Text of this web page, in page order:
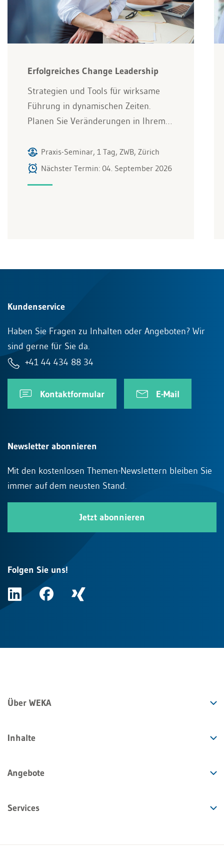
Erfolgreiches Change Leadership
Strategien und Tools für wirksame
Führung in dynamischen Zeiten.
Planen Sie Veränderungen in Ihrem…
Praxis-Seminar, 1 Tag, ZWB, Zürich
Nächster Termin: 04. September 2026
Kundenservice
Haben Sie Fragen zu Inhalten oder Angeboten? Wir
sind gerne für Sie da.
+41 44 434 88 34
Kontaktformular E-Mail
Newsletter abonnieren
Mit den kostenlosen Themen-Newslettern bleiben Sie
immer auf dem neusten Stand.
Jetzt abonnieren
Folgen Sie uns!
Über WEKA
Inhalte
Angebote
Services